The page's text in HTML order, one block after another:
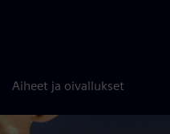
Aiheet ja oivallukset